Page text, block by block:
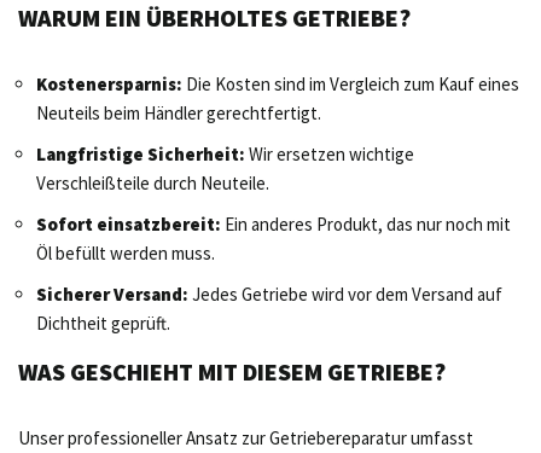
WARUM EIN ÜBERHOLTES GETRIEBE?
Kostenersparnis: Die Kosten sind im Vergleich zum Kauf eines
Neuteils beim Händler gerechtfertigt.
Langfristige Sicherheit: Wir ersetzen wichtige
Verschleißteile durch Neuteile.
Sofort einsatzbereit: Ein anderes Produkt, das nur noch mit
Öl befüllt werden muss.
Sicherer Versand: Jedes Getriebe wird vor dem Versand auf
Dichtheit geprüft.
WAS GESCHIEHT MIT DIESEM GETRIEBE?
Unser professioneller Ansatz zur Getriebereparatur umfasst